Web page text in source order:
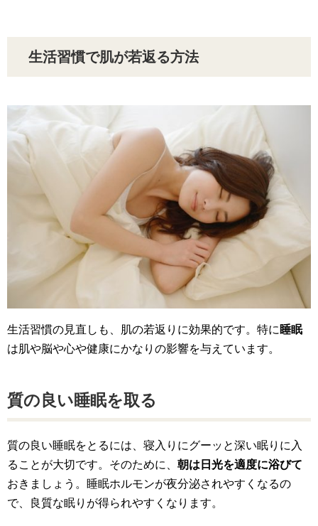
生活習慣で肌が若返る方法
生活習慣の見直しも、肌の若返りに効果的です。特に 睡眠
は肌や脳や心や健康にかなりの影響を与えています。
質の良い睡眠を取る
質の良い睡眠をとるには、寝入りにグーッと深い眠りに入
ることが大切です。そのために、 朝は日光を適度に浴びて
おきましょう。睡眠ホルモンが夜分泌されやすくなるの
で、良質な眠りが得られやすくなります。